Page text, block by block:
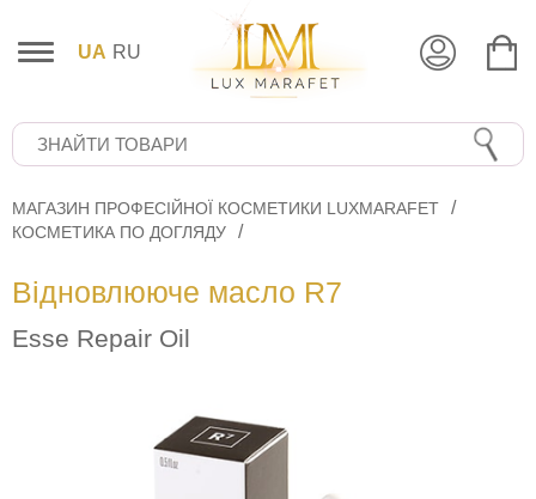
UA RU
МАГАЗИН ПРОФЕСІЙНОЇ КОСМЕТИКИ LUXMARAFET
КОСМЕТИКА ПО ДОГЛЯДУ
Відновлююче масло R7
Esse Repair Oil